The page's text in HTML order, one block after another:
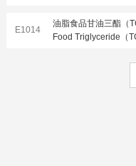
E1014
油脂食品甘油三酯（
Food Triglyceride（